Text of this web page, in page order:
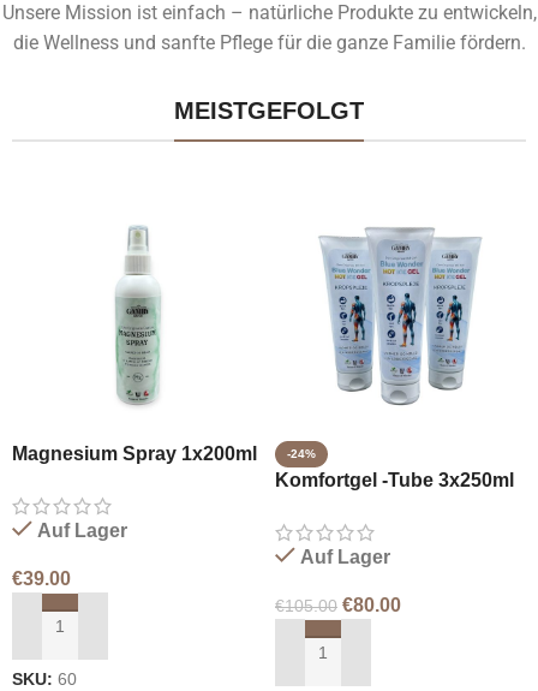
Unsere Mission ist einfach – natürliche Produkte zu entwickeln,
die Wellness und sanfte Pflege für die ganze Familie fördern.
MEISTGEFOLGT
Magnesium Spray 1x200ml
Auf Lager
€39.00
IN DEN WARENKORB LEGEN
SKU: 60
-24%
Komfortgel -Tube 3x250ml
Auf Lager
€105.00 €80.00
IN DEN WARENKORB LEGEN